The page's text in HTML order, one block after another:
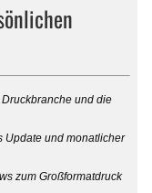
und die
Update und monatlicher
zum Großformatdruck